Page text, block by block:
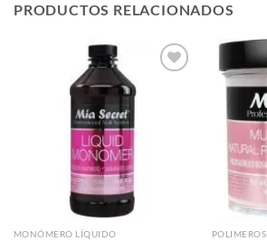
PRODUCTOS RELACIONADOS
MONÓMERO LÍQUIDO POLIMEROS